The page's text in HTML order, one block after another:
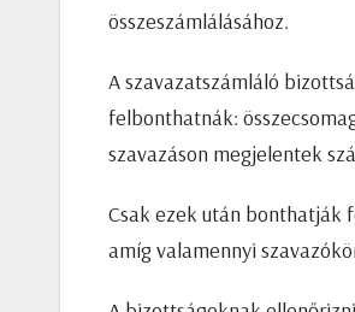
összeszámlálásához.
A szavazatszámláló
felbonthatnák:
szavazáson megjelentek
Csak ezek után bonthatják
amíg valamennyi